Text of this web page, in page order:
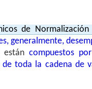
de Normalización
generalmente,
estáncompuestos
de toda la cadena de